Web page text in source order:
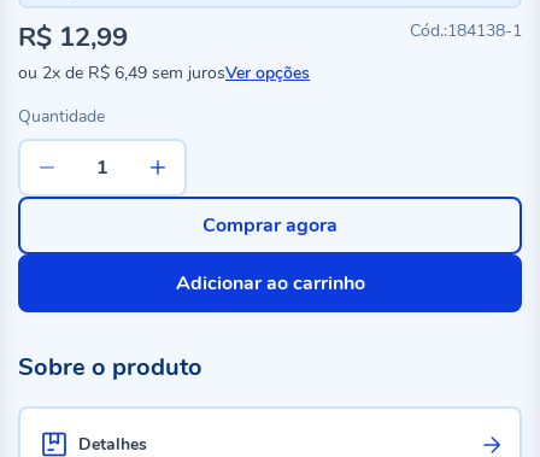
184138-1
R$ 12,99
ou 2x de R$ 6,49 sem jurosVer opções
Quantidade
Adicionar ao carrinho
Comprar agora
Sobre o produto
Detalhes